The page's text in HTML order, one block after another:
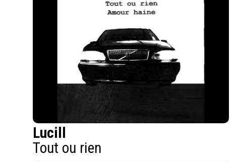
Lucill
Tout ou rien